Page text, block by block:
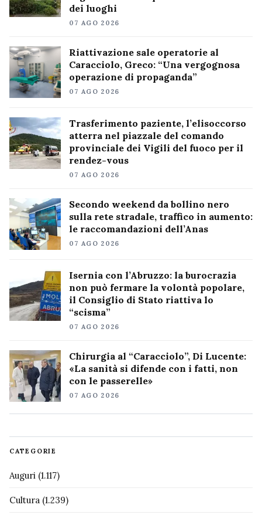
dei luoghi
07 AGO 2026
Riattivazione sale operatorie al
Caracciolo, Greco: “Una vergognosa
operazione di propaganda”
07 AGO 2026
Trasferimento paziente, l’elisoccorso
atterra nel piazzale del comando
provinciale dei Vigili del fuoco per il
rendez-vous
07 AGO 2026
Secondo weekend da bollino nero
sulla rete stradale, traffico in aumento:
le raccomandazioni dell’Anas
07 AGO 2026
Isernia con l’Abruzzo: la burocrazia
non può fermare la volontà popolare,
il Consiglio di Stato riattiva lo
“scisma”
07 AGO 2026
Chirurgia al “Caracciolo”, Di Lucente:
«La sanità si difende con i fatti, non
con le passerelle»
07 AGO 2026
CATEGORIE
Auguri (1.117)
Cultura (1.239)